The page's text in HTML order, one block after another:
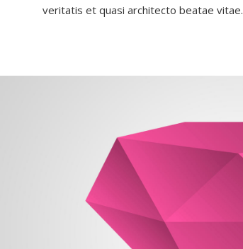
veritatis et quasi architecto beatae vitae.